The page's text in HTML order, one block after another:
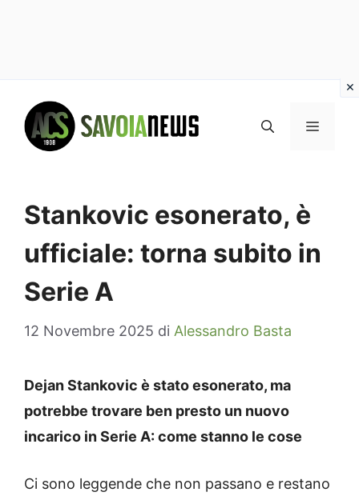
contenuto
MENU
Stankovic esonerato, è
ufficiale: torna subito in
Serie A
12 Novembre 2025 di Alessandro Basta
Dejan Stankovic è stato esonerato, ma
potrebbe trovare ben presto un nuovo
incarico in Serie A: come stanno le cose
Ci sono leggende che non passano e restano